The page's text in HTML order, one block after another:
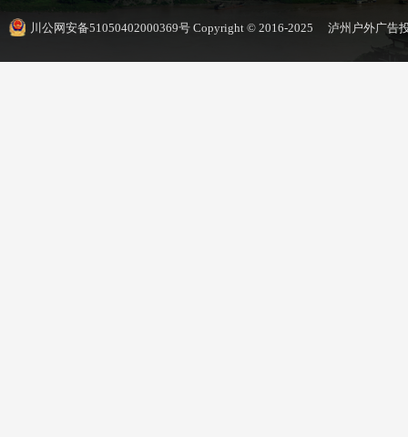
川公网安备51050402000369号 Copyright © 2016-2025 泸州户外广告